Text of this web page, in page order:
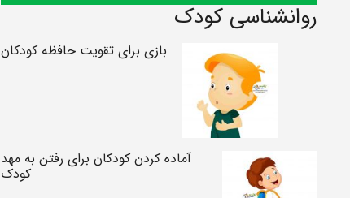
روانشناسی کودک
بازی برای تقویت حافظه کودکان
آماده کردن کودکان برای رفتن به مهد
کودک